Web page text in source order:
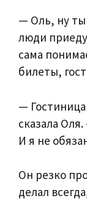
— Оль, ну ты
люди
сама
билеты,
—
сказала
И я не
Он резко
делал